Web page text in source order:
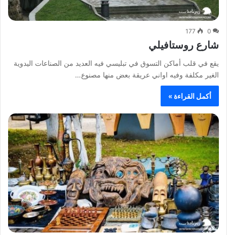
0
177
شارع روستافيلي
يقع في قلب أماكن التسوق في تبليسي فيه العديد من الصناعات اليدوية
الغير مكلفة وفيه اواني عريقة بعض منها مصنوع…
أكمل القراءة »